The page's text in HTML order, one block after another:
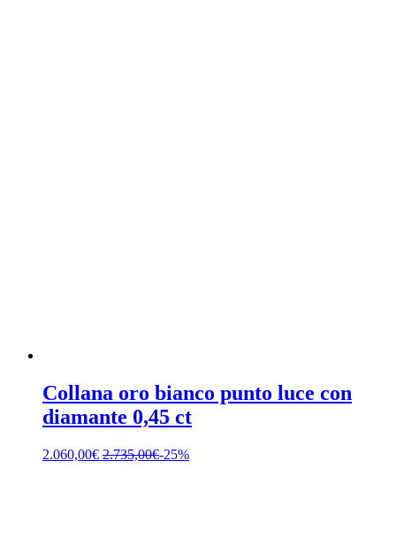
Collana oro bianco punto luce con
diamante 0,45 ct
2.060,00€ 2.735,00€-25%